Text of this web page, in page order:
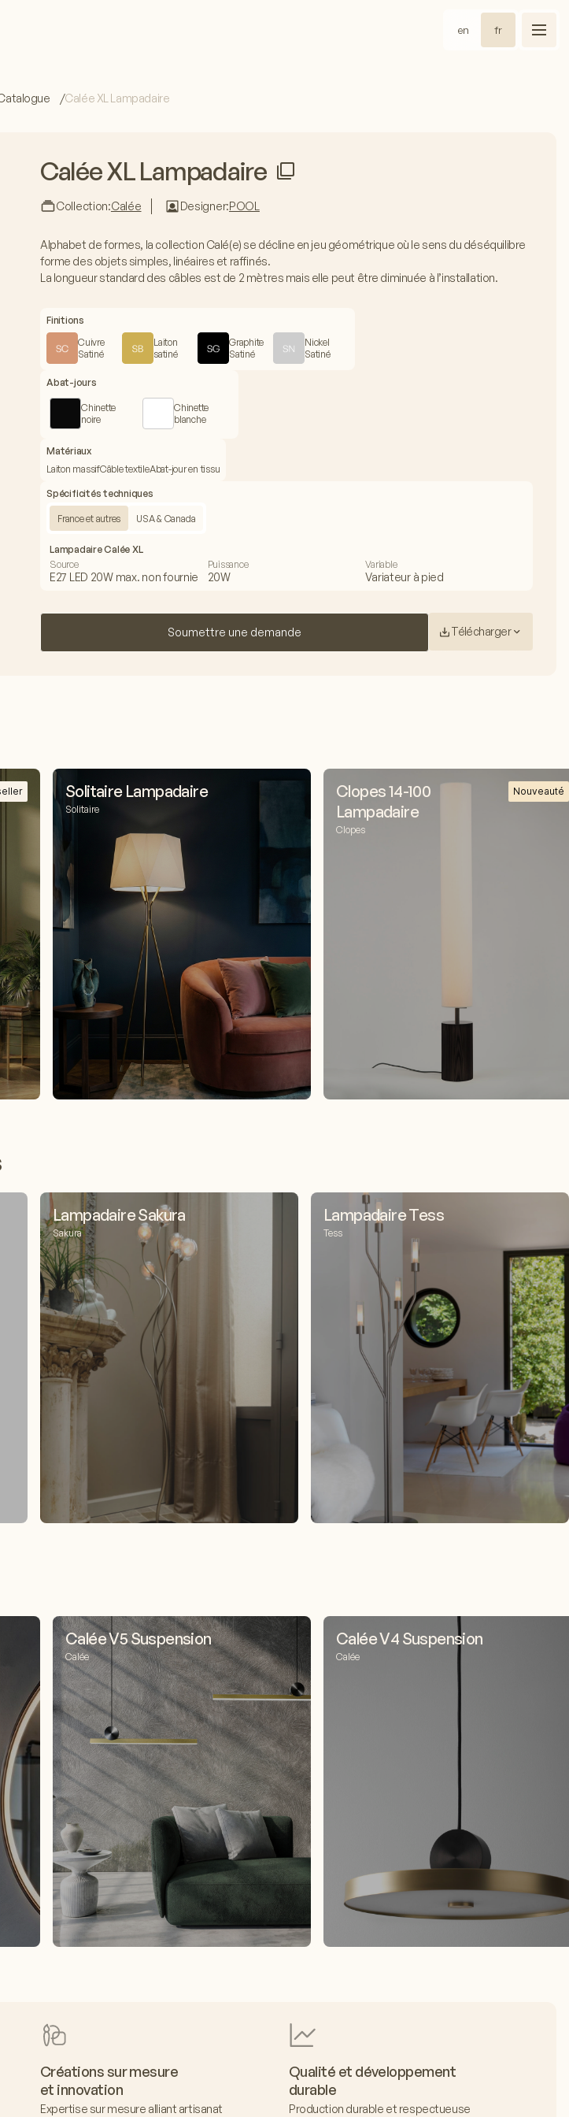
en fr
Calée XL Lampadaire
Calée XL Lampadaire
Collection:Calée Designer:POOL
Alphabet de formes, la collection Calé(e) se décline en jeu géométrique où le sens du déséquilibre
forme des objets simples, linéaires et raffinés.
La longueur standard des câbles est de 2 mètres mais elle peut être diminuée à l’installation.
Finitions
Cuivre
Satiné
Laiton
satiné
Graphite
Satiné
Nickel
Satiné
Abat-jours
Chinette
noire
Chinette
blanche
Matériaux
Laiton massifCâble textileAbat-jour en tissu
Spécificités techniques
France et autres USA & Canada
Lampadaire Calée XL
Source
E27 LED 20W max. non fournie
Puissance
20W
Variable
Variateur à pied
Soumettre une demande Télécharger
Solitaire Lampadaire
Solitaire
Clopes 14-100
Lampadaire
Clopes
Nouveauté
Lampadaire Sakura
Sakura
Lampadaire Tess
Tess
Calée V5 Suspension
Calée
Calée V4 Suspension
Calée
Créations sur mesure
et innovation
Expertise sur mesure alliant artisanat
Qualité et développement
durable
Production durable et respectueuse